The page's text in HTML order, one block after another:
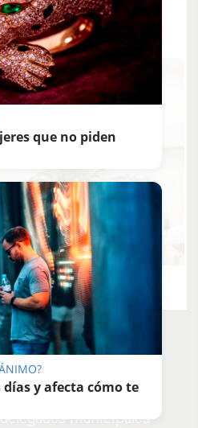
la vieja escuela ¡Cómo los de
estos sencillos consejos
García-Pelayo
una nutrida
de Jerez, con los
Agustín MuñozyJaime
municipales
que no piden
días y afecta cómo te